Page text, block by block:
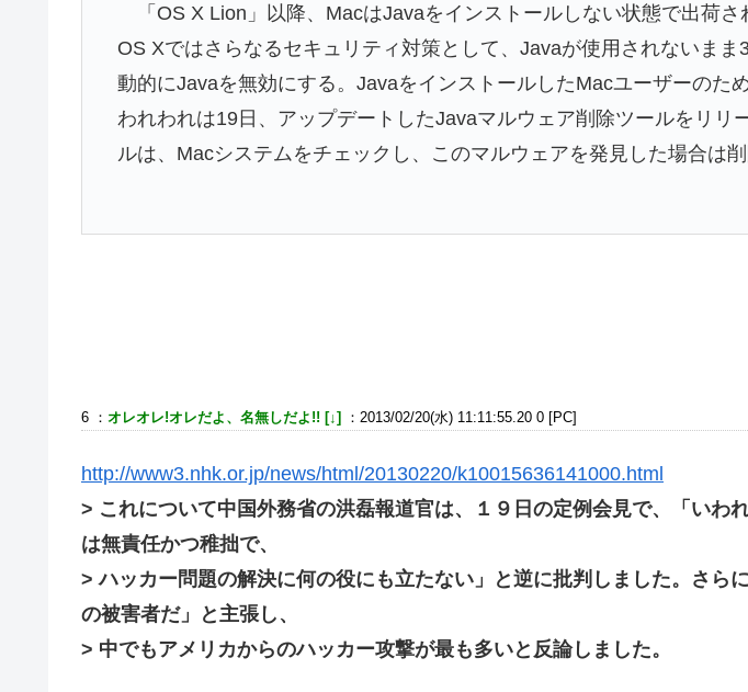
「OS X Lion」以降、MacはJavaをインストールしない状態で出荷さ
OS Xではさらなるセキュリティ対策として、Javaが使用されないまま
動的にJavaを無効にする。JavaをインストールしたMacユーザーのた
われわれは19日、アップデートしたJavaマルウェア削除ツールをリリ
ルは、Macシステムをチェックし、このマルウェアを発見した場合は削
6 ： オレオレ!オレだよ、名無しだよ!! [↓] ：2013/02/20(水) 11:11:55.20 0 [PC]
http://www3.nhk.or.jp/news/html/20130220/k10015636141000.html
> これについて中国外務省の洪磊報道官は、１９日の定例会見で、「いわ
は無責任かつ稚拙で、
> ハッカー問題の解決に何の役にも立たない」と逆に批判しました。さら
の被害者だ」と主張し、
> 中でもアメリカからのハッカー攻撃が最も多いと反論しました。